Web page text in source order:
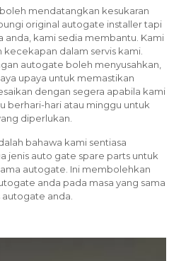
mendatangkan kesukaran
original autogate installer tapi
anda, kami sedia membantu. Kami
dalam servis kami.
autogate boleh menyusahkan,
upaya untuk memastikan
dengan segera apabila kami
berhari-hari atau minggu untuk
diperlukan.
bahawa kami sentiasa
jenis auto gate spare parts untuk
autogate. Ini membolehkan
anda pada masa yang sama
anda.